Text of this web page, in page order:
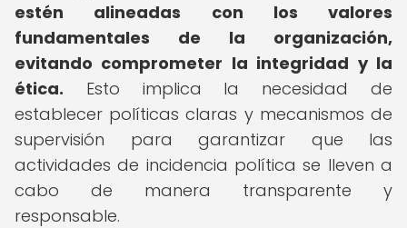
estén alineadas con los valores
fundamentales de la organización,
evitando comprometer la integridad y la
ética. Esto implica la necesidad de
establecer políticas claras y mecanismos de
supervisión para garantizar que las
actividades de incidencia política se lleven a
cabo de manera transparente y
responsable.